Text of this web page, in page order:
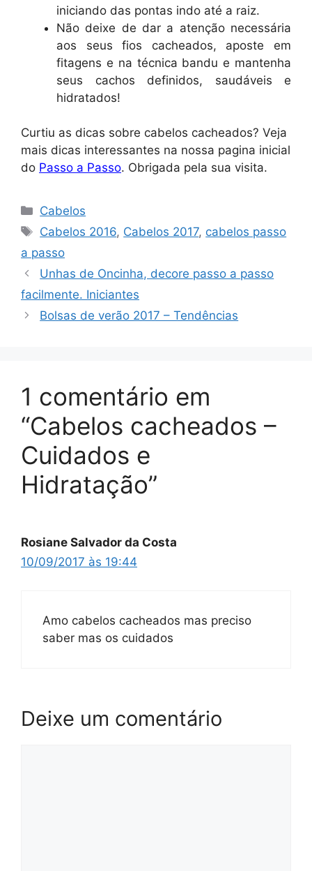
iniciando das pontas indo até a raiz.
Não deixe de dar a atenção necessária
aos seus fios cacheados, aposte em
fitagens e na técnica bandu e mantenha
seus cachos definidos, saudáveis e
hidratados!
Curtiu as dicas sobre cabelos cacheados? Veja
mais dicas interessantes na nossa pagina inicial
do Passo a Passo. Obrigada pela sua visita.
Categorias
Cabelos
Tags
Cabelos 2016, Cabelos 2017, cabelos passo
a passo
Unhas de Oncinha, decore passo a passo
facilmente. Iniciantes
Bolsas de verão 2017 – Tendências
1 comentário em
“Cabelos cacheados –
Cuidados e
Hidratação”
Rosiane Salvador da Costa
10/09/2017 às 19:44
Amo cabelos cacheados mas preciso
saber mas os cuidados
Deixe um comentário